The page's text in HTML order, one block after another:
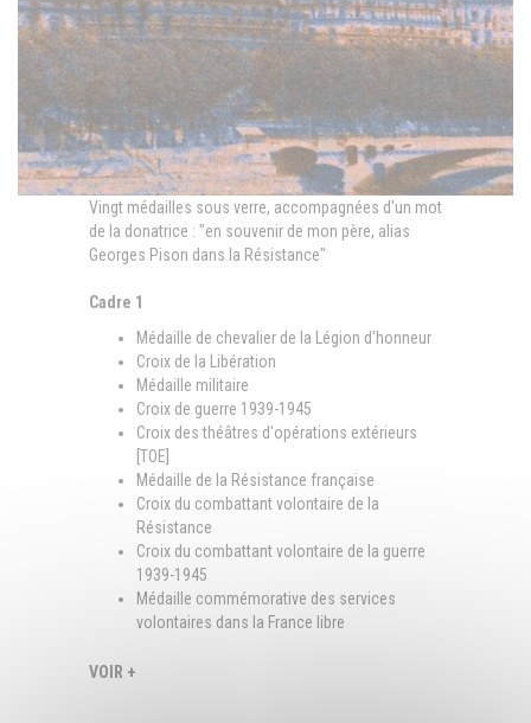
Vingt médailles sous verre, accompagnées d'un mot
de la donatrice : "en souvenir de mon père, alias
Georges Pison dans la Résistance"
Cadre 1
Médaille de chevalier de la Légion d'honneur
Croix de la Libération
Médaille militaire
Croix de guerre 1939-1945
Croix des théâtres d'opérations extérieurs
[TOE]
Médaille de la Résistance française
Croix du combattant volontaire de la
Résistance
Croix du combattant volontaire de la guerre
1939-1945
Médaille commémorative des services
volontaires dans la France libre
VOIR +